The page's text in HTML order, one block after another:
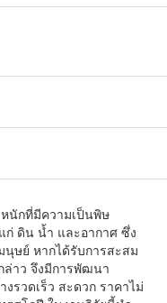
นักที่มีความเป็นพิษ
ก่ ดิน น้ำ และอากาศ ซึ่ง
นุษย์ หากได้รับการสะสม
ล่าว จึงมีการพัฒนา
รวดเร็ว สะดวก ราคาไม่